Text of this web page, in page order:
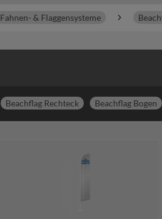
Fahnen- & Flaggensysteme
Beachflag Rechteck Beachflag Bogen